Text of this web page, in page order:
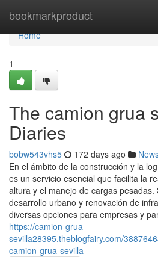
bookmarkproduct
Home
Home
1
The camion grua
Diaries
bobw543vhs5 172 days ago
En el ámbito de la construcción y la
es un servicio esencial que facilita la
altura y el manejo de cargas pesadas.
desarrollo urbano y renovación de
diversas opciones para empresas y
https://camion-grua-
sevilla28395.theblogfairy.com/
camion-grua-sevilla